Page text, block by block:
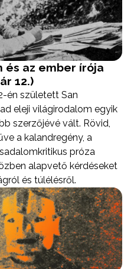
és az ember írója
12.)
én született San
eleji világirodalom egyik
szerzőjévé vált. Rövid,
a kalandregény, a
próza
alapvető kérdéseket
és túlélésről.